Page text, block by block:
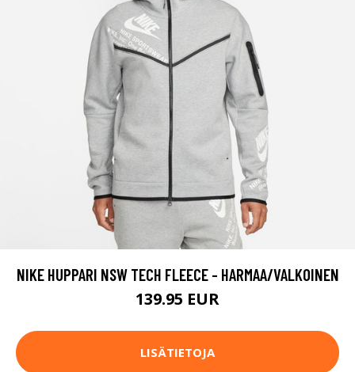
NIKE HUPPARI NSW TECH FLEECE - HARMAA/VALKOINEN
139.95 EUR
LISÄTIETOJA